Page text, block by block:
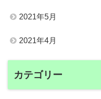
2021年5月
2021年4月
カテゴリー